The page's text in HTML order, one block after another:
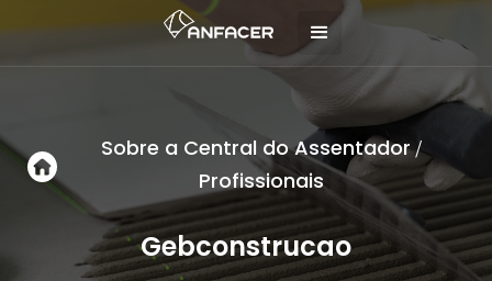
Sobre a Central do Assentador/
Profissionais
Gebconstrucao